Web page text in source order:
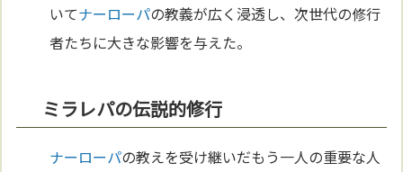
いてナーローパの教義が広く浸透し、次世代の修行
者たちに大きな影響を与えた。
ミラレパの伝説的修行
ナーローパの教えを受け継いだもう一人の重要な人